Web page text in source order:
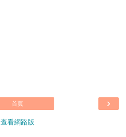
›
首頁
查看網路版